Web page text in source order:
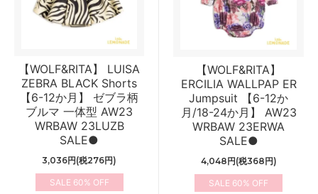
【WOLF&RITA】 LUISA
ZEBRA BLACK Shorts
【6-12か月】 ゼブラ柄
ブルマ 一体型 AW23
WRBAW 23LUZB
SALE●
3,036円(税276円)
60%
【WOLF&RITA】
ERCILIA WALLPAP ER
Jumpsuit 【6-12か
月/18-24か月】 AW23
WRBAW 23ERWA
SALE●
4,048円(税368円)
60%